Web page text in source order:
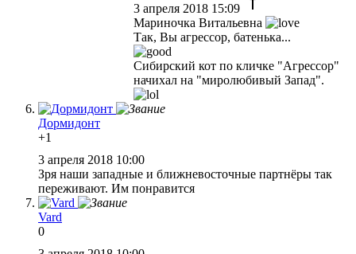
3 апреля 2018 15:09
Мариночка Витальевна
Так, Вы агрессор, батенька...
Сибирский кот по кличке "Агрессор"
начихал на "миролюбивый Запад".
Дормидонт
+1
3 апреля 2018 10:00
Зря наши западные и ближневосточные партнёры так
переживают. Им понравится
Vard
0